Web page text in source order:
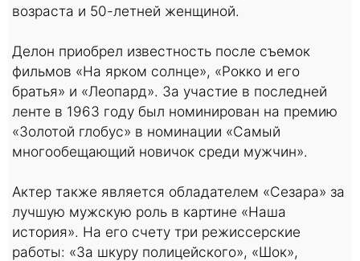
возраста и 50-летней женщиной.
Делон приобрел известность после съемок
фильмов «На ярком солнце», «Рокко и его
братья» и «Леопард». За участие в последней
ленте в 1963 году был номинирован на премию
«Золотой глобус» в номинации «Самый
многообещающий новичок среди мужчин».
Актер также является обладателем «Сезара» за
лучшую мужскую роль в картине «Наша
история». На его счету три режиссерские
работы: «За шкуру полицейского», «Шок»,